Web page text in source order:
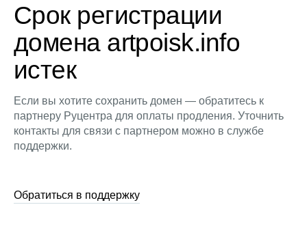
Срок регистрации
домена artpoisk.info
истек
Если вы хотите сохранить домен — обратитесь к
партнеру Руцентра для оплаты продления. Уточнить
контакты для связи с партнером можно в службе
поддержки.
Обратиться в поддержку